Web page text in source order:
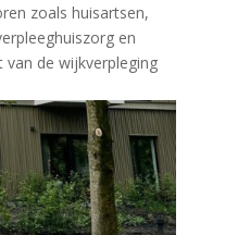
zoals huisartsen,
en
de wijkverpleging